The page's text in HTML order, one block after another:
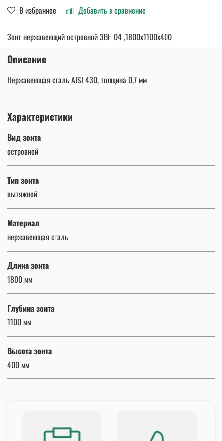
В избранное Добавить в сравнение
Зонт нержавеющий островной ЗВН 04 ,1800х1100х400
Описание
Нержавеющая сталь AISI 430, толщина 0,7 мм
Характеристики
Вид зонта
островной
Тип зонта
вытяжной
Материал
нержавеющая сталь
Длина зонта
1800 мм
Глубина зонта
1100 мм
Высота зонта
400 мм